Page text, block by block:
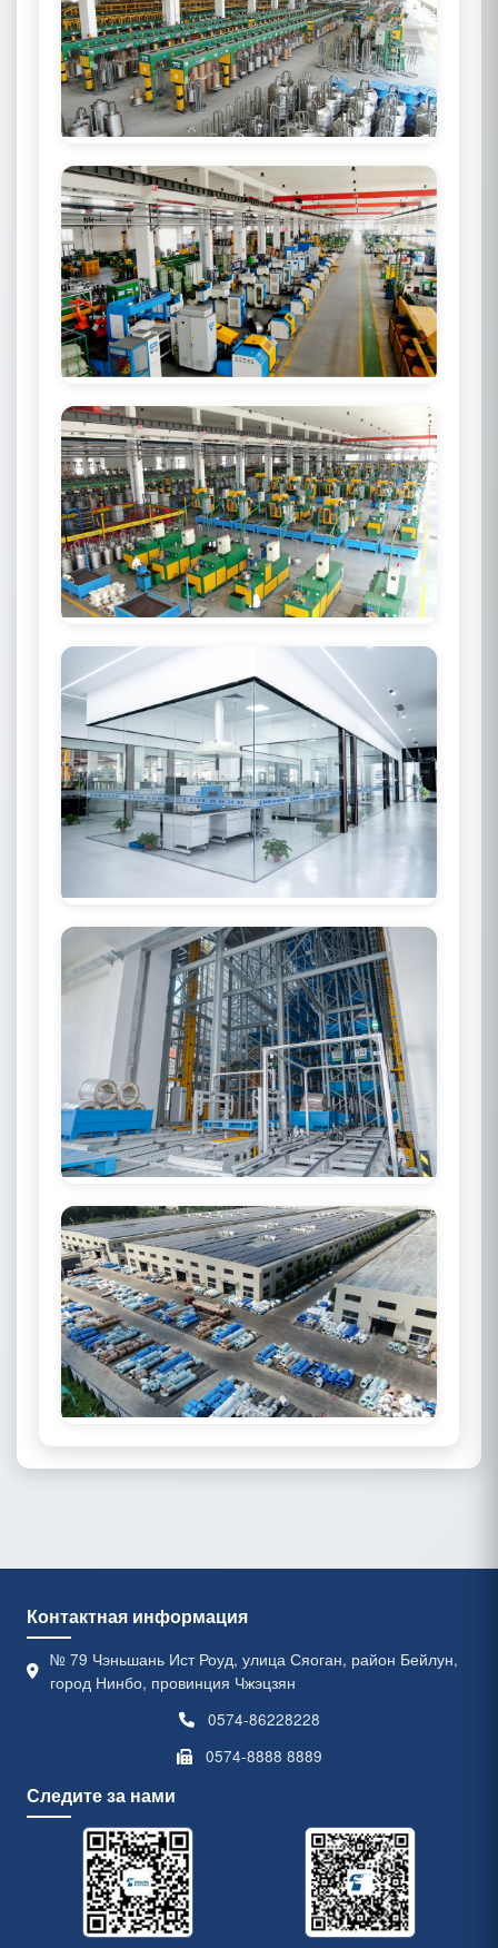
Контактная информация
№ 79 Чэньшань Ист Роуд, улица Сяоган, район Бейлун,
город Нинбо, провинция Чжэцзян
0574-86228228
0574-8888 8889
Следите за нами